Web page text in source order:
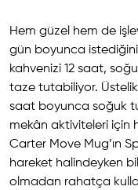
Hem güzel hem de
gün boyunca istediğiniz
kahvenizi 12 saat,
taze tutabiliyor.
saat boyunca soğuk
mekân aktiviteleri için
Carter Move Mug’ın
hareket halindeyken
olmadan rahatça